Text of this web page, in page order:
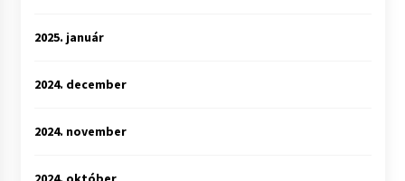
2025. január
2024. december
2024. november